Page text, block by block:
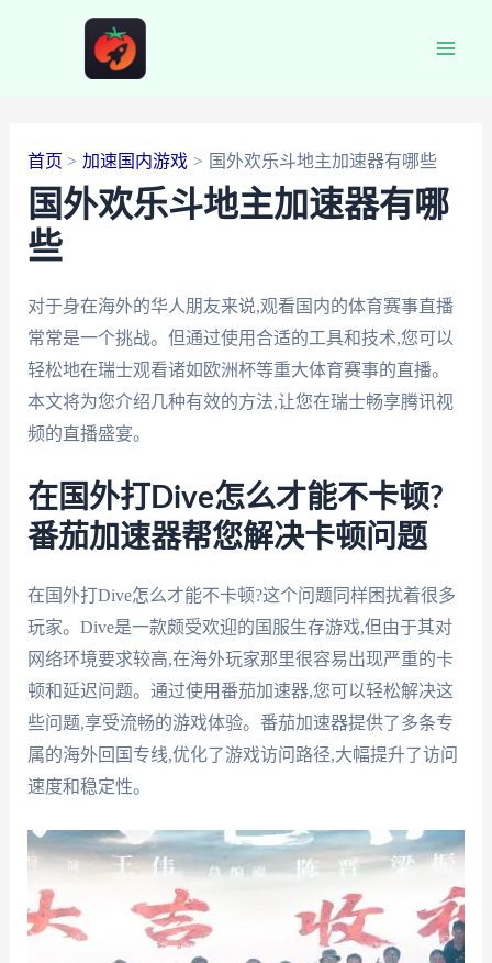
首页 加速国内游戏 国外欢乐斗地主加速器有哪些
国外欢乐斗地主加速器有哪
些
对于身在海外的华人朋友来说,观看国内的体育赛事直播
常常是一个挑战。但通过使用合适的工具和技术,您可以
轻松地在瑞士观看诸如欧洲杯等重大体育赛事的直播。
本文将为您介绍几种有效的方法,让您在瑞士畅享腾讯视
频的直播盛宴。
在国外打Dive怎么才能不卡顿?
番茄加速器帮您解决卡顿问题
在国外打Dive怎么才能不卡顿?这个问题同样困扰着很多
玩家。Dive是一款颇受欢迎的国服生存游戏,但由于其对
网络环境要求较高,在海外玩家那里很容易出现严重的卡
顿和延迟问题。通过使用番茄加速器,您可以轻松解决这
些问题,享受流畅的游戏体验。番茄加速器提供了多条专
属的海外回国专线,优化了游戏访问路径,大幅提升了访问
速度和稳定性。